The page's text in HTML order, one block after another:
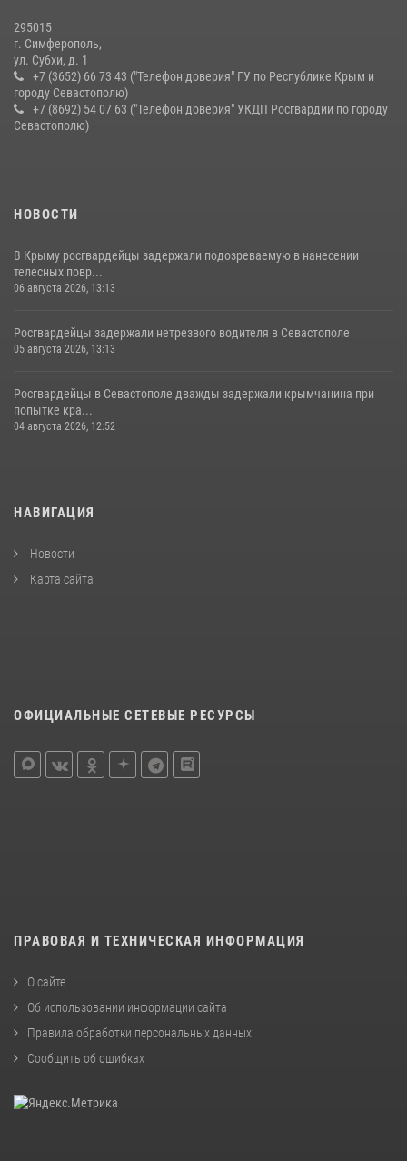
10 июля 2026, 15:10
295015
г. Симферополь,
ул. Субхи, д. 1
+7 (3652) 66 73 43 ("Телефон доверия" ГУ по Республике Крым и
городу Севастополю)
+7 (8692) 54 07 63 ("Телефон доверия" УКДП Росгвардии по городу
Севастополю)
НОВОСТИ
В Крыму росгвардейцы задержали подозреваемую в нанесении
телесных повр...
06 августа 2026, 13:13
Росгвардейцы задержали нетрезвого водителя в Севастополе
05 августа 2026, 13:13
Росгвардейцы в Севастополе дважды задержали крымчанина при
попытке кра...
04 августа 2026, 12:52
НАВИГАЦИЯ
Новости
Карта сайта
ОФИЦИАЛЬНЫЕ СЕТЕВЫЕ РЕСУРСЫ
ПРАВОВАЯ И ТЕХНИЧЕСКАЯ ИНФОРМАЦИЯ
О сайте
Об использовании информации сайта
Правила обработки персональных данных
Сообщить об ошибках